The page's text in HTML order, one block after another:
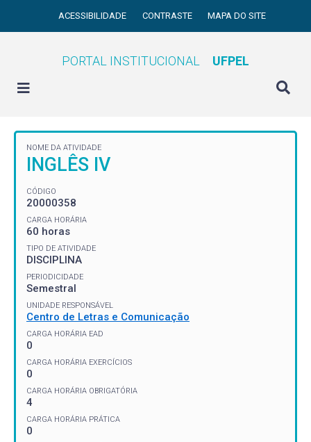
ACESSIBILIDADE CONTRASTE MAPA DO SITE
PORTAL INSTITUCIONAL UFPEL
NOME DA ATIVIDADE
INGLÊS IV
CÓDIGO
20000358
CARGA HORÁRIA
60 horas
TIPO DE ATIVIDADE
DISCIPLINA
PERIODICIDADE
Semestral
UNIDADE RESPONSÁVEL
Centro de Letras e Comunicação
CARGA HORÁRIA EAD
0
CARGA HORÁRIA EXERCÍCIOS
0
CARGA HORÁRIA OBRIGATÓRIA
4
CARGA HORÁRIA PRÁTICA
0